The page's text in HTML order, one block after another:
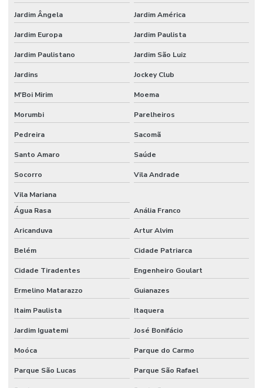
Etiquetas Para Superfícies Removíveis
Etiquetas Resinadas
Etiquetas Tag Adesivas Com Cola Para Roupas
Etiquetas Tag De Roupas Com Furinho
Etiquetas Tag Para Impressoras Argox
Etiquetas Tag Para Roupas
Etiquetas Tag Para Roupas Em Santa Catarina
Etiquetas Tag Para Roupas No Rio Grande Do Sul
Fornecedor De Etiqueta De Gondola No Rio Grande Do Sul
Fornecedor De Etiqueta Nylon Resinado
Fornecedor De Etiqueta Nylon Resinado Santa Catarina
Fornecedor De Etiquetas Adesivas Paraná
Fornecedor De Etiquetas Adesivas Sul
Fornecedor De Etiquetas Com Cola Hotmelt
Jardim Ângela Jardim América
Jardim Europa Jardim Paulista
Jardim Paulistano Jardim São Luiz
Jardins Jockey Club
M'Boi Mirim Moema
Morumbi Parelheiros
Pedreira Sacomã
Santo Amaro Saúde
Socorro Vila Andrade
Vila Mariana
Água Rasa
Anália Franco
Aricanduva Artur Alvim
Belém Cidade Patriarca
Cidade Tiradentes Engenheiro Goulart
Ermelino Matarazzo Guianazes
Itaim Paulista Itaquera
Jardim Iguatemi José Bonifácio
Moóca Parque do Carmo
Parque São Lucas Parque São Rafael